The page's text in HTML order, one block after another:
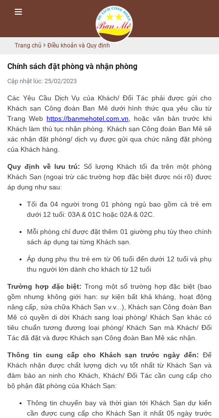
Trang chủ Điều khoản và Quy định
Chính sách đặt phòng và nhận phòng
Cập nhật lúc: 25/02/2023
Các Yêu Cầu Dịch Vụ của Khách/ Đối Tác phải được gửi cho
Khách sạn Công đoàn Ban Mê dưới hình thức qua yêu cầu từ
Trang Web https://banmehotel.com.vn , hoặc văn bản trước khi
Khách làm thủ tục nhận phòng. Khách sạn Công đoàn Ban Mê sẽ
xác nhận đặt phòng/ dịch vụ được gửi qua chức năng đặt phòng
của Khách hàng.
Quy định về lưu trú: Số lượng Khách tối đa trên một phòng
Khách Sạn (ngoại trừ các trường hợp đặc biệt được nói rõ) được
áp dụng như sau:
Tối đa 04 người trong 01 phòng ngủ bao gồm cả trẻ em
dưới 12 tuổi: 03A & 01C hoặc 02A & 02C.
Mỗi phòng chỉ được đặt thêm 01 giường phụ tùy theo chính
sách áp dụng tại từng Khách sạn.
Áp dụng phụ thu trẻ em từ 06 tuổi đến dưới 12 tuổi và phụ
thu người lớn dành cho khách từ 12 tuổi
Trường hợp đặc biệt: Trong một số trường hợp đặc biệt (bao
gồm nhưng không giới hạn: sự kiện bất khả kháng, hoạt động
nâng cấp, sửa chữa Khách Sạn v.v...), Khách sạn Công đoàn Ban
Mê có quyền di dời Khách sang loại phòng/ Khách Sạn khác có
tiêu chuẩn tương đương loại phòng/ Khách Sạn mà Khách/ Đối
Tác đã đặt và được Khách sạn Công đoàn Ban Mê xác nhận.
Thông tin cung cấp cho Khách sạn trước ngày đến: Để
Khách nhận được chất lượng dịch vụ tốt nhất từ Khách Sạn và
đảm bảo an ninh cho Khách, Khách/ Đối Tác cần cung cấp cho
bộ phận đặt phòng của Khách Sạn:
Thông tin chuyến bay và thời gian tới Khách Sạn dự kiến
cần được cung cấp cho Khách Sạn ít nhất 05 ngày trước